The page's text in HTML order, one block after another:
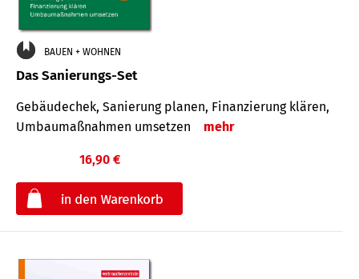
BAUEN + WOHNEN
Das Sanierungs-Set
Gebäudechek, Sanierung planen, Finanzierung klären,
Umbaumaßnahmen umsetzen
mehr
16,90 €